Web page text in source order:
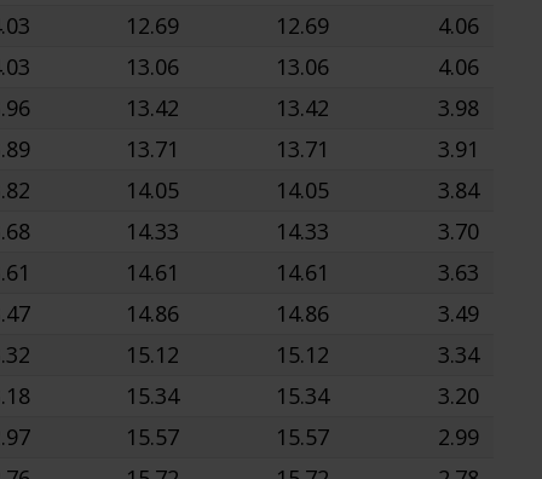
12.69 12.69 4.06
13.06 13.06 4.06
13.42 13.42 3.98
13.71 13.71 3.91
14.05 14.05 3.84
14.33 14.33 3.70
14.61 14.61 3.63
14.86 14.86 3.49
15.12 15.12 3.34
15.34 15.34 3.20
15.57 15.57 2.99